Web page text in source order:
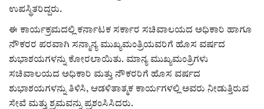
ಸಂಪಾದಕೀಯ
ಕವನ
Digital Subscription
ಉಪಸ್ಥಿತರಿದ್ದರು.
ಈ ಕಾರ್ಯಕ್ರಮದಲ್ಲಿ ಕರ್ನಾಟಕ ಸರ್ಕಾರ ಸಚಿವಾಲಯದ ಅಧಿಕಾರಿ ಹಾಗೂ
ನೌಕರರ ಪರವಾಗಿ ಸನ್ಮಾನ್ಯ ಮುಖ್ಯಮಂತ್ರಿಯವರಿಗೆ ಹೊಸ ವರ್ಷದ
ಶುಭಾಶಯಗಳನ್ನು ಕೋರಲಾಯಿತು. ಮಾನ್ಯ ಮುಖ್ಯಮಂತ್ರಿಗಳು
ಸಚಿವಾಲಯದ ಅಧಿಕಾರಿ ಮತ್ತು ನೌಕರರಿಗೆ ಹೊಸ ವರ್ಷದ
ಶುಭಾಶಯಗಳನ್ನು ತಿಳಿಸಿ, ಆಡಳಿತಾತ್ಮಕ ಕಾರ್ಯಗಳಲ್ಲಿ ಅವರು ನೀಡುತ್ತಿರುವ
ಸೇವೆ ಮತ್ತು ಶ್ರಮವನ್ನು ಪ್ರಶಂಸಿಸಿದರು.